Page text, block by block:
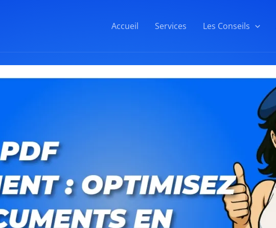
Accueil Services Les Conseils